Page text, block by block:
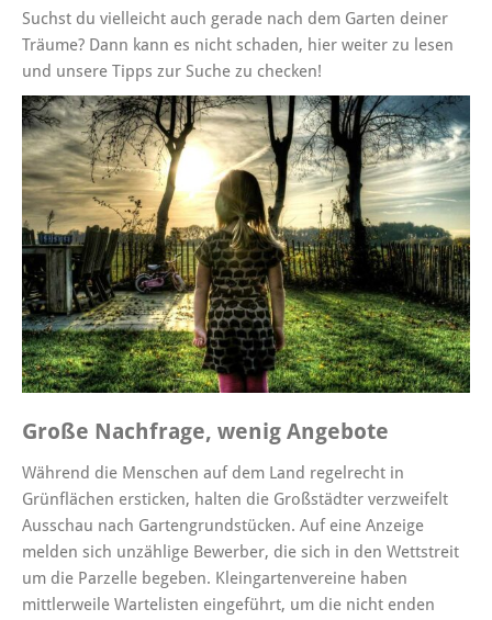
Suchst du vielleicht auch gerade nach dem Garten deiner
Träume? Dann kann es nicht schaden, hier weiter zu lesen
und unsere Tipps zur Suche zu checken!
Große Nachfrage, wenig Angebote
Während die Menschen auf dem Land regelrecht in
Grünflächen ersticken, halten die Großstädter verzweifelt
Ausschau nach Gartengrundstücken. Auf eine Anzeige
melden sich unzählige Bewerber, die sich in den Wettstreit
um die Parzelle begeben. Kleingartenvereine haben
mittlerweile Wartelisten eingeführt, um die nicht enden